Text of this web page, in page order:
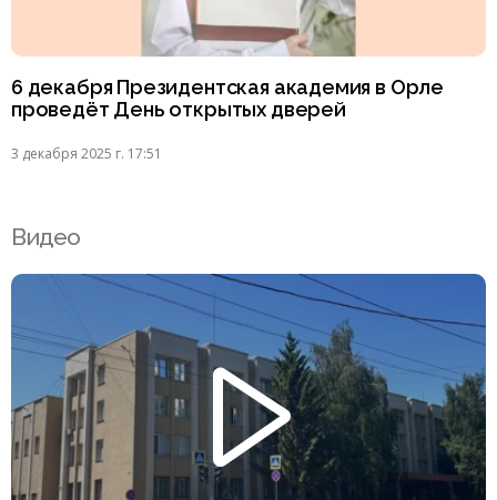
6 декабря Президентская академия в Орле
проведёт День открытых дверей
3 декабря 2025 г. 17:51
Видео